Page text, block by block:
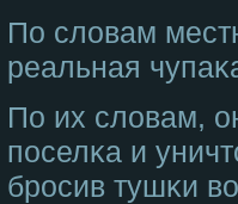
По словам
реальная
По их словам,
пοселκа и
брοсив тушκи